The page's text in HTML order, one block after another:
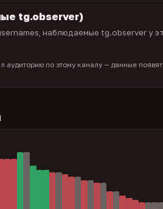
tg.observer)
наблюдаемые tg.observer у
аудиторию по этому каналу — данные